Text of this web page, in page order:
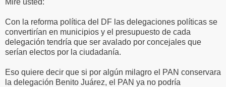
Con la reforma política del DF las delegaciones políticas se
convertirían en municipios y el presupuesto de cada
delegación tendría que ser avalado por concejales que
serían electos por la ciudadanía.
Eso quiere decir que si por algún milagro el PAN conservara
la delegación Benito Juárez, el PAN ya no podría